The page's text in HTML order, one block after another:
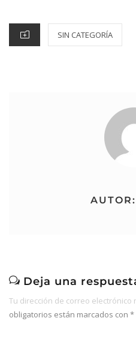
SIN CATEGORÍA
AUTOR:
Deja una
Tu dirección de correo electrónico
obligatorios están marcados con *